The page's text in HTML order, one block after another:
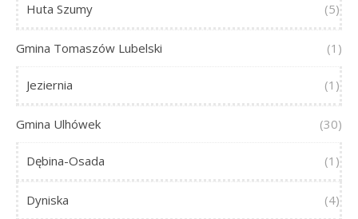
Huta Szumy (5)
Gmina Tomaszów Lubelski (1)
Jeziernia (1)
Gmina Ulhówek (30)
Dębina-Osada (1)
Dyniska (4)